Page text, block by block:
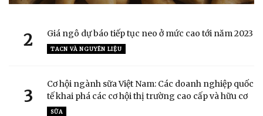
2 Giá ngô dự báo tiếp tục neo ở mức cao tới năm 2023
TACN VÀ NGUYÊN LIỆU
3
Cơ hội ngành sữa Việt Nam: Các doanh nghiệp quốc
tế khai phá các cơ hội thị trường cao cấp và hữu cơ
SỮA